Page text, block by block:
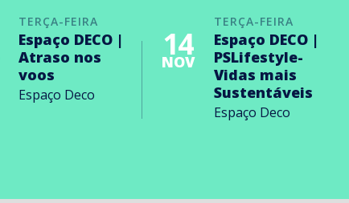
TERÇA-FEIRA
Espaço DECO |
Atraso nos
voos
Espaço Deco
TERÇA-FEIRA
14
NOV
Espaço DECO |
PSLifestyle-
Vidas mais
Sustentáveis
Espaço Deco